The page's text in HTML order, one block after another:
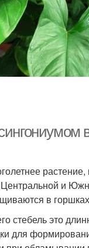
и
в
стебель это
для